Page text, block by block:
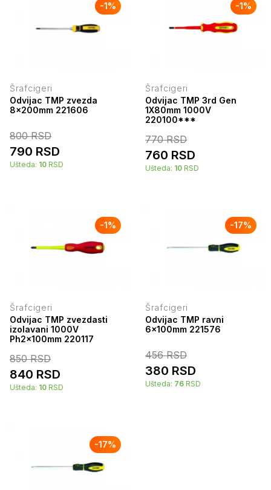
-1%
Šrafcigeri
Odvijac TMP zvezda
8x200mm 221606
800RSD
790 RSD
Ušteda: 10 RSD
-1%
Šrafcigeri
Odvijac TMP 3rd Gen
1X80mm 1000V
220100***
770RSD
760 RSD
Ušteda: 10 RSD
-1%
Šrafcigeri
Odvijac TMP zvezdasti
izolavani 1000V
Ph2x100mm 220117
850RSD
840 RSD
Ušteda: 10 RSD
-17%
Šrafcigeri
Odvijac TMP ravni
6x100mm 221576
456 RSD
380 RSD
Ušteda: 76 RSD
-17%